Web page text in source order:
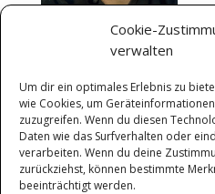
Cookie-
verwalten
Um dir ein optimales Erlebnis zu
wie Cookies, um
zuzugreifen. Wenn du diesen
Daten wie das Surfverhalten oder
verarbeiten. Wenn du deine
zurückziehst, können bestimmte
beeinträchtigt werden.
Kontakt-Zeiten
Mo - Fr : von 8:00 - 20:00 Uhr
Sa: Termin nach Vereinbarung
So:"Tag des Herrn"